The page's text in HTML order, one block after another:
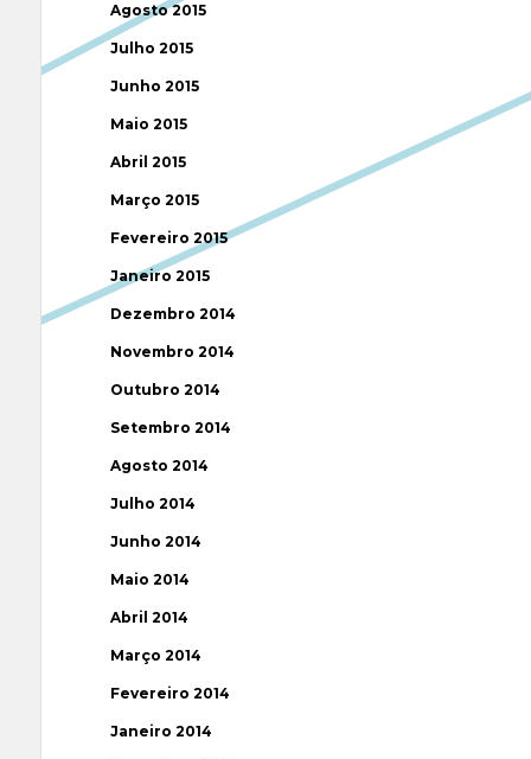
Agosto 2015
Julho 2015
Junho 2015
Maio 2015
Abril 2015
Março 2015
Fevereiro 2015
Janeiro 2015
Dezembro 2014
Novembro 2014
Outubro 2014
Setembro 2014
Agosto 2014
Julho 2014
Junho 2014
Maio 2014
Abril 2014
Março 2014
Fevereiro 2014
Janeiro 2014